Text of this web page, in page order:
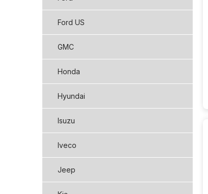
Ford US
GMC
Honda
Hyundai
Isuzu
Iveco
Jeep